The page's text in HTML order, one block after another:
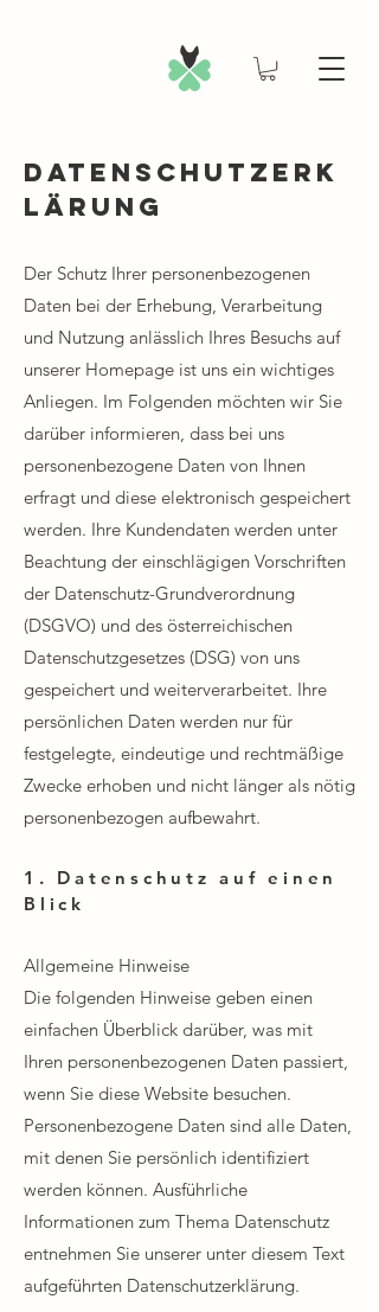
Datenschutzerk
lärung
Der Schutz Ihrer personenbezogenen
Daten bei der Erhebung, Verarbeitung
und Nutzung anlässlich Ihres Besuchs auf
unserer Homepage ist uns ein wichtiges
Anliegen. Im Folgenden möchten wir Sie
darüber informieren, dass bei uns
personenbezogene Daten von Ihnen
erfragt und diese elektronisch gespeichert
werden. Ihre Kundendaten werden unter
Beachtung der einschlägigen Vorschriften
der Datenschutz-Grundverordnung
(DSGVO) und des österreichischen
Datenschutzgesetzes (DSG) von uns
gespeichert und weiterverarbeitet. Ihre
persönlichen Daten werden nur für
festgelegte, eindeutige und rechtmäßige
Zwecke erhoben und nicht länger als nötig
personenbezogen aufbewahrt.​
1. Datenschutz auf einen
Blick​
Allgemeine Hinweise​​
Die folgenden Hinweise geben einen
einfachen Überblick darüber, was mit
Ihren personenbezogenen Daten passiert,
wenn Sie diese Website besuchen.
Personenbezogene Daten sind alle Daten,
mit denen Sie persönlich identifiziert
werden können. Ausführliche
Informationen zum Thema Datenschutz
entnehmen Sie unserer unter diesem Text
aufgeführten Datenschutzerklärung.​